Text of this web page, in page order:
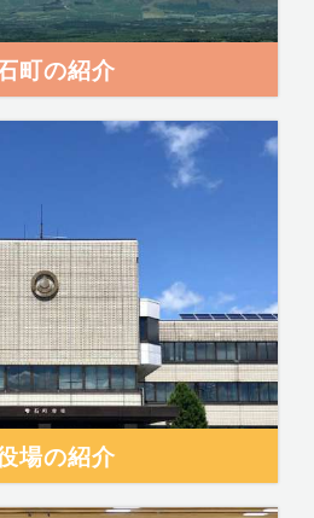
町の紹介
場の紹介